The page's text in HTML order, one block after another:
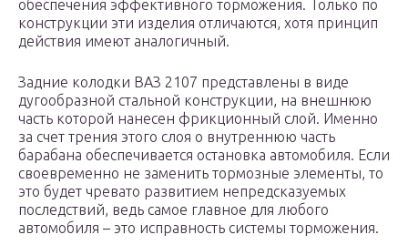
обеспечения эффективного торможения. Только по
конструкции эти изделия отличаются, хотя принцип
действия имеют аналогичный.
Задние колодки ВАЗ 2107 представлены в виде
дугообразной стальной конструкции, на внешнюю
часть которой нанесен фрикционный слой. Именно
за счет трения этого слоя о внутреннюю часть
барабана обеспечивается остановка автомобиля. Если
своевременно не заменить тормозные элементы, то
это будет чревато развитием непредсказуемых
последствий, ведь самое главное для любого
автомобиля – это исправность системы торможения.